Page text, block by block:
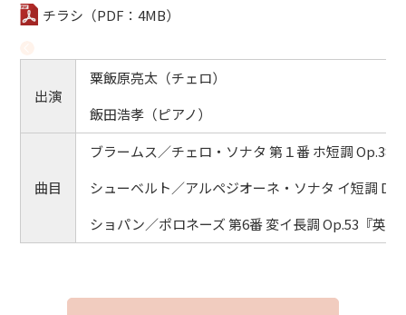
チラシ（PDF：4MB）
出演
粟飯原亮太（チェロ）
飯田浩孝（ピアノ）
曲目
ブラームス／チェロ・ソナタ 第１番 ホ短調 Op.38
シューベルト／アルペジオーネ・ソナタ イ短調
ショパン／ポロネーズ 第6番 変イ長調 Op.53『英